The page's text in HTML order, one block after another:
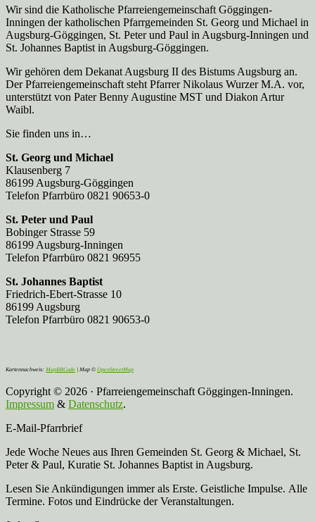
Wir sind die Katholische Pfarreien­gemeinschaft Göggingen-
Inningen der katholischen Pfarrgemeinden St. Georg und Michael in
Augsburg-Göggingen, St. Peter und Paul in Augsburg-Inningen und
St. Johannes Baptist in Augsburg-Göggingen.
Wir gehören dem Dekanat Augsburg II des Bistums Augsburg an.
Der Pfarreien­gemeinschaft steht Pfarrer Nikolaus Wurzer M.A. vor,
unterstützt von Pater Benny Augustine MST und Diakon Artur
Waibl.
Sie finden uns in…
St. Georg und Michael
Klausenberg 7
86199 Augsburg-Göggingen
Telefon Pfarrbüro 0821 90653-0
St. Peter und Paul
Bobinger Strasse 59
86199 Augsburg-Inningen
Telefon Pfarrbüro 0821 96955
St. Johannes Baptist
Friedrich-Ebert-Strasse 10
86199 Augsburg
Telefon Pfarrbüro 0821 90653-0
Kartennachweis: MapBBCode | Map © OpenStreetMap
Copyright © 2026 · Pfarreiengemeinschaft Göggingen-Inningen.
Impressum & Datenschutz.
E-Mail-Pfarrbrief
Jede Woche Neues aus Ihren Gemeinden St. Georg & Michael, St.
Peter & Paul, Kuratie St. Johannes Baptist in Augsburg.
Lesen Sie Ankündigungen immer als Erste. Geistliche Impulse. Alle
Termine. Fotos und Eindrücke der Veranstaltungen.